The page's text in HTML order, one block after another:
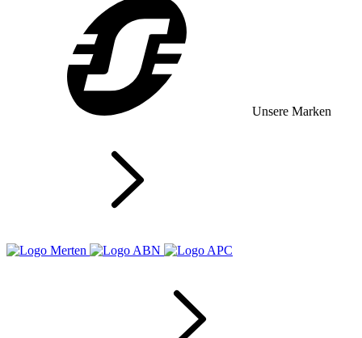
Unsere Marken